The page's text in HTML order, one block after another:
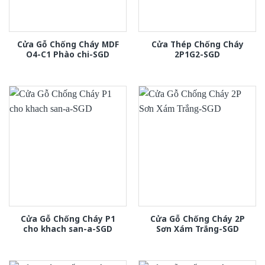
Cửa Gỗ Chống Cháy MDF
O4-C1 Phào chi-SGD
Cửa Thép Chống Cháy
2P1G2-SGD
Cửa Gỗ Chống Cháy P1
cho khach san-a-SGD
Cửa Gỗ Chống Cháy 2P
Sơn Xám Trắng-SGD